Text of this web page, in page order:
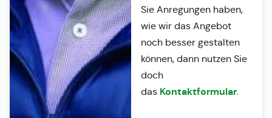
Sie Anregungen haben,
wie wir das Angebot
noch besser gestalten
können, dann nutzen Sie
doch
das Kontaktformular.